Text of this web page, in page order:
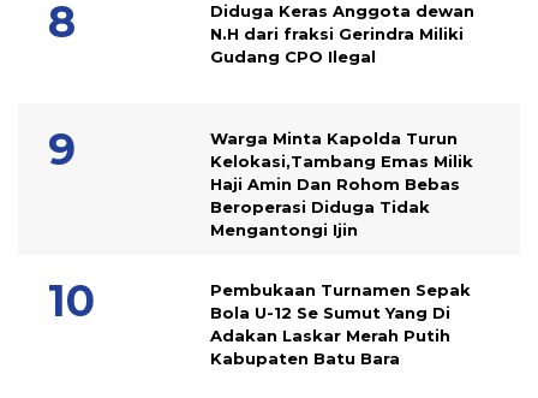
Diduga Keras Anggota dewan
N.H dari fraksi Gerindra Miliki
Gudang CPO Ilegal
Warga Minta Kapolda Turun
Kelokasi,Tambang Emas Milik
Haji Amin Dan Rohom Bebas
Beroperasi Diduga Tidak
Mengantongi Ijin
Pembukaan Turnamen Sepak
Bola U-12 Se Sumut Yang Di
Adakan Laskar Merah Putih
Kabupaten Batu Bara